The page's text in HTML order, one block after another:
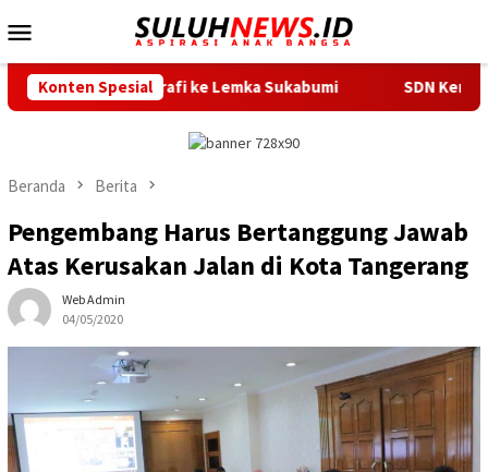
ke
Mobile
Konten Spesial
Kaligrafi ke Lemka Sukabumi SDN Kembangan
Beranda Berita
Pengembang Harus Bertanggung Jawab
Atas Kerusakan Jalan di Kota Tangerang
Web Admin
04/05/2020